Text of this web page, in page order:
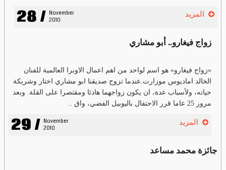
28 / November
2010
المزيد
زواج فيغارو.. أبو مشاري
«زواج فيغارو» هو اسم لواحد من اهم اعمال الاوبرا العالمية للفنان
الخالد اماديوس موزارت.عندما تزوج صديقنا ابو مشاري اختار وشريكة
حياته، ولأسباب عدة، ان يكون زواجهما هادئا ومقتصرا على القلة. وبعد
مرور 25 عاما قرر الاحتفال باليوبيل الفضي، واق ..
29 / November
2010
المزيد
جائزة محمد مساعد